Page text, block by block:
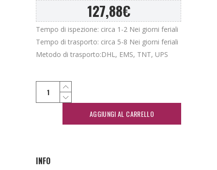
127,88€
Tempo di ispezione: circa 1-2 Nei giorni feriali
Tempo di trasporto: circa 5-8 Nei giorni feriali
Metodo di trasporto:DHL, EMS, TNT, UPS
AGGIUNGI AL CARRELLO
INFO